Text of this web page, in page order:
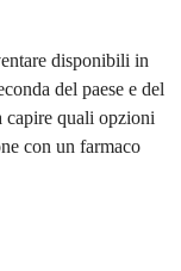
disponibili in
del paese e del
capire quali opzioni
con un farmaco